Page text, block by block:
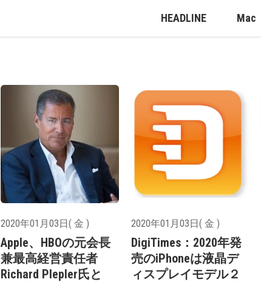
HEADLINE Mac
2020年01月03日( 金 )
Apple、HBOの元会長
兼最高経営責任者
Richard Plepler氏と
2020年01月03日( 金 )
DigiTimes：2020年発
売のiPhoneは液晶デ
ィスプレイモデル２